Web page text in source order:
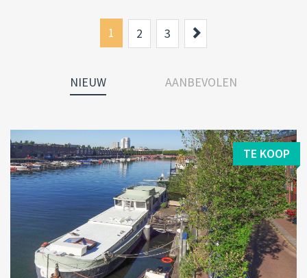
1 2 3
NIEUW AANBEVOLEN
TE KOOP